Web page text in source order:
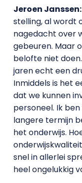
Jeroen Janssen:
stelling, al wordt
nagedacht over
gebeuren. Maar
belofte niet
jaren echt een
Inmiddels is het
dat we kunnen
personeel. Ik
langere termijn
het onderwijs.
snel in allerlei
heel ongelukkig